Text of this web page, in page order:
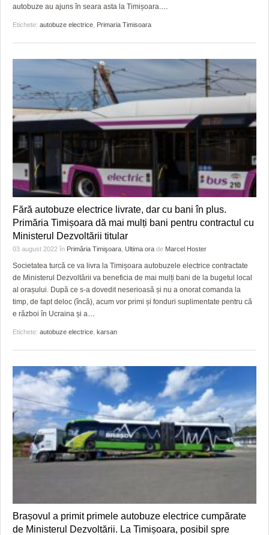
autobuze au ajuns în seara asta la Timișoara.…
Etichete: autobuze electrice Primaria Timisoara
Fără autobuze electrice livrate, dar cu bani în plus.
Primăria Timișoara dă mai mulți bani pentru contractul cu
Ministerul Dezvoltării titular
03 august 2022 în Primăria Timişoara Ultima ora de Marcel Hoster
Societatea turcă ce va livra la Timișoara autobuzele electrice contractate
de Ministerul Dezvoltării va beneficia de mai mulți bani de la bugetul local
al orașului. După ce s-a dovedit neserioasă și nu a onorat comanda la
timp, de fapt deloc (încă), acum vor primi și fonduri suplimentate pentru că
e război în Ucraina și a
Etichete: autobuze electrice karsan
Brașovul a primit primele autobuze electrice cumpărate
de Ministerul Dezvoltării. La Timișoara, posibil spre